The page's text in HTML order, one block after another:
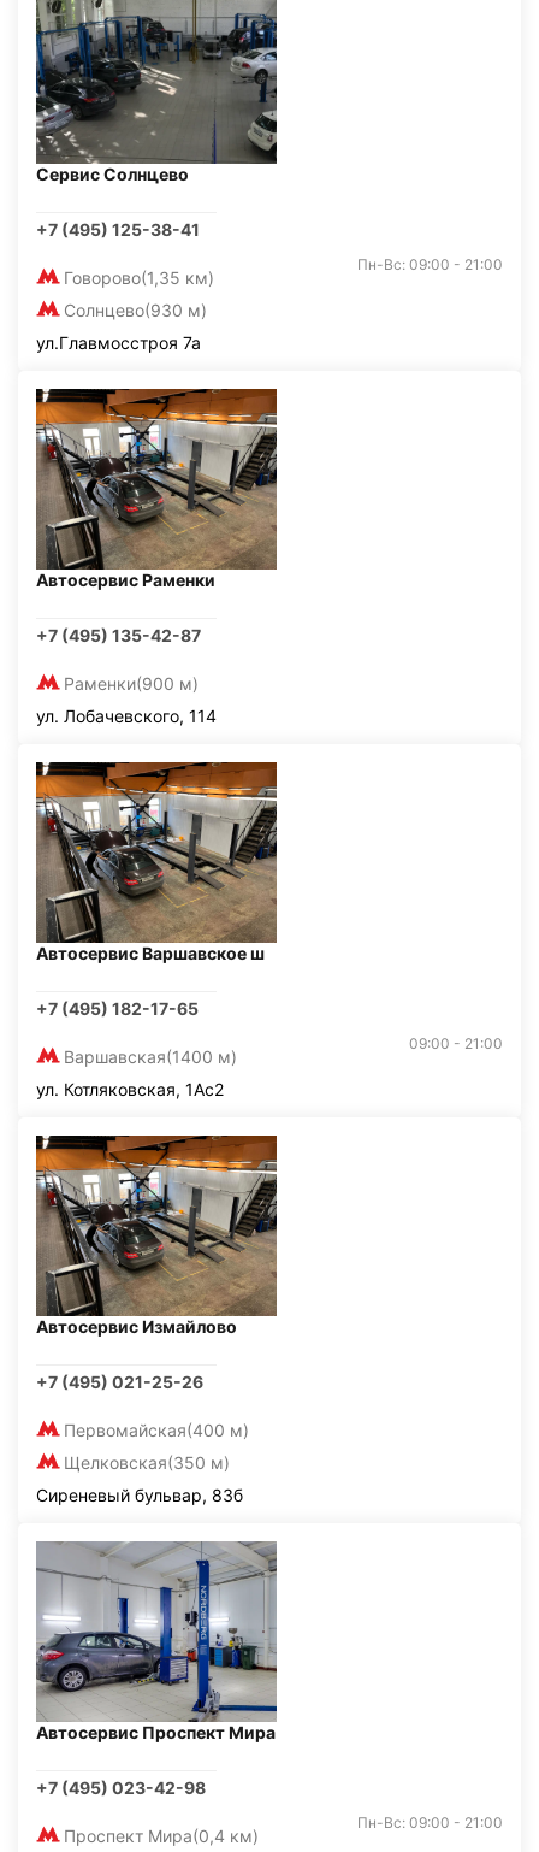
Сервис Солнцево
+7 (495) 125-38-41
Говорово(1,35 км)
Солнцево(930 м)
Пн-Вс: 09:00 - 21:00
ул.Главмосстроя 7а
Автосервис Раменки
+7 (495) 135-42-87
Раменки(900 м)
ул. Лобачевского, 114
Автосервис Варшавское ш
+7 (495) 182-17-65
Варшавская(1400 м)
09:00 - 21:00
ул. Котляковская, 1Ас2
Автосервис Измайлово
+7 (495) 021-25-26
Первомайская(400 м)
Щелковская(350 м)
Сиреневый бульвар, 83б
Автосервис Проспект Мира
+7 (495) 023-42-98
Проспект Мира(0,4 км)
Пн-Вс: 09:00 - 21:00